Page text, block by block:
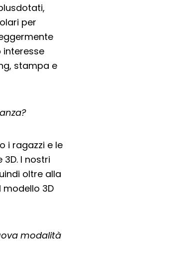
per
interesse
stampa e
i ragazzi e le
I nostri
oltre alla
3D
modalità